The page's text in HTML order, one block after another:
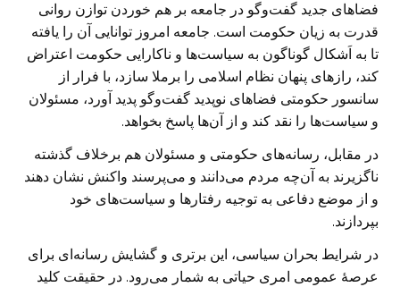
فضاهای جدید گفت‌وگو در جامعه بر هم خوردن توازن روانی
قدرت به زیان حکومت است. جامعه امروز توانایی آن را یافته
تا به اَشکال گوناگون به سیاست‌ها و ناکارایی حکومت اعتراض
کند، رازهای پنهان نظام اسلامی را برملا سازد، با فرار از
سانسور حکومتی فضاهای نوپدید گفت‌وگو پدید آورد، مسئولان
و سیاست‌ها را نقد کند و از آن‌ها پاسخ بخواهد.
در مقابل، رسانه‌های حکومتی و مسئولان هم برخلاف گذشته
ناگزیرند به آن‌چه مردم می‌دانند و می‌پرسند واکنش نشان دهند
و از موضع دفاعی به توجیه رفتارها و سیاست‌های خود
بپردازند.
در شرایط بحران سیاسی، این برتری و گشایش رسانه‌‌ای برای
عرصهٔ عمومی امری حیاتی به شمار می‌رود. در حقیقت کلید